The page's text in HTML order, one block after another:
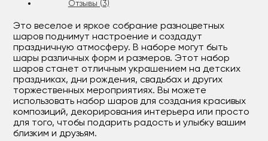
Отзывы (3)
Это веселое и яркое собрание разноцветных
шаров поднимут настроение и создадут
праздничную атмосферу. В наборе могут быть
шары различных форм и размеров. Этот набор
шаров станет отличным украшением на детских
праздниках, дни рождения, свадьбах и других
торжественных мероприятиях. Вы можете
использовать набор шаров для создания красивых
композиций, декорирования интерьера или просто
для того, чтобы подарить радость и улыбку вашим
близким и друзьям.